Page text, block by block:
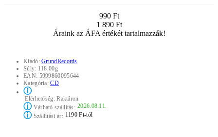
990 Ft
1 890 Ft
Áraink az ÁFA értékét tartalmazzák!
Kiadó:GrundRecords
Súly: 118.00g
EAN: 5999860095644
Kategória:CD
ⓘ
Elérhetőség:Raktáron
ⓘVárható szállítás: 2026.08.11.
ⓘSzállítási ár: 1190 Ft-tól